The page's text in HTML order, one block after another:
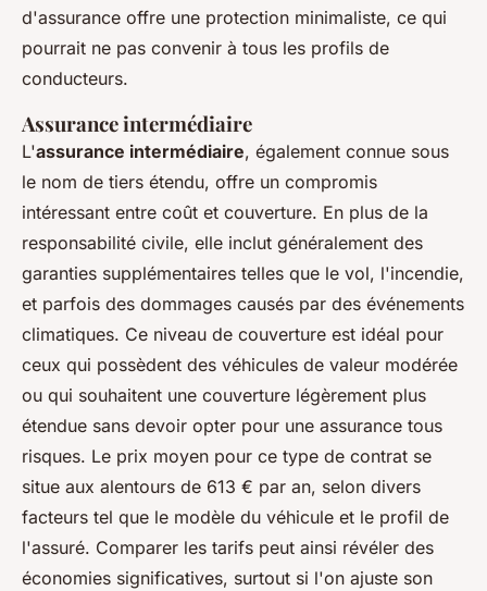
d'assurance offre une protection minimaliste, ce qui
pourrait ne pas convenir à tous les profils de
conducteurs.
Assurance intermédiaire
L'assurance intermédiaire, également connue sous
le nom de tiers étendu, offre un compromis
intéressant entre coût et couverture. En plus de la
responsabilité civile, elle inclut généralement des
garanties supplémentaires telles que le vol, l'incendie,
et parfois des dommages causés par des événements
climatiques. Ce niveau de couverture est idéal pour
ceux qui possèdent des véhicules de valeur modérée
ou qui souhaitent une couverture légèrement plus
étendue sans devoir opter pour une assurance tous
risques. Le prix moyen pour ce type de contrat se
situe aux alentours de 613 € par an, selon divers
facteurs tel que le modèle du véhicule et le profil de
l'assuré. Comparer les tarifs peut ainsi révéler des
économies significatives, surtout si l'on ajuste son